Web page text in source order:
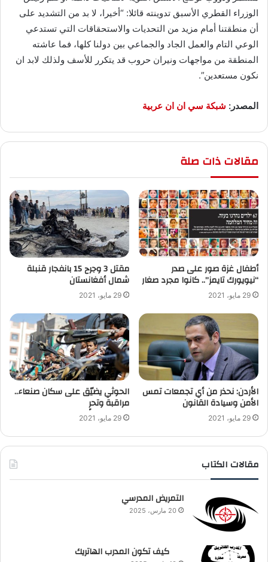
الوزراء القطري الأسبق تدوينته قائلا: “أخيرا، لا بد من التشديد على
أن منطقتنا أمام مزيد من التحديات والاستحقاقات التي تستدعي
الوعي التام والعمل الجاد والجماعي بين دولنا كلها، فما عاشته
المنطقة من مواجهات ونيران حروب قد يتكرر للأسف ولذلك لابد ان
نكون مستعدين”.
المصدر: شبكة سي ان ان عربية
مقالات ذات صلة
أطفال غزة صور على صدر
“نيويورك تايمز”.. كانوا مجرد صغار
29 مايو، 2021
‬شمال أفغانستان
29 مايو، 2021
الأردن: نحذر من أي تجمعات تمس
الأمن وسيادة القانون
29 مايو، 2021
الحوثي يضيّق على سكان صنعاء..
مراقبة وتحرٍ
29 مايو، 2021
مقالات الكتاب
التمريض المدرسي
20 مارس، 2025
كيف تكون المدرب الهاتريك